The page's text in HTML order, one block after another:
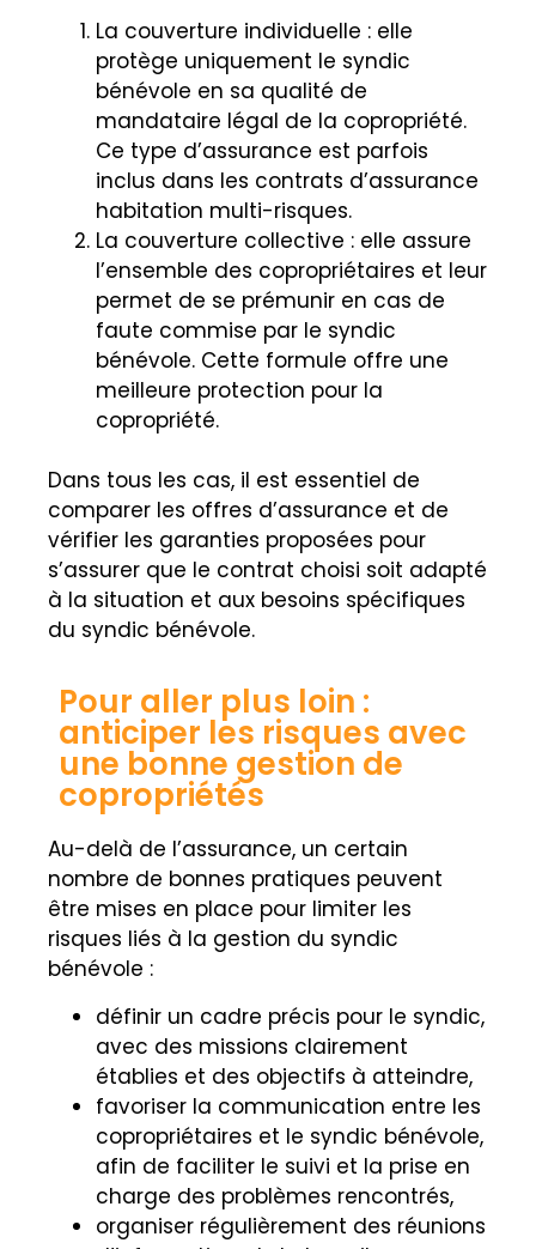
La couverture individuelle : elle
protège uniquement le syndic
bénévole en sa qualité de
mandataire légal de la copropriété.
Ce type d’assurance est parfois
inclus dans les contrats d’assurance
habitation multi-risques.
La couverture collective : elle assure
l’ensemble des copropriétaires et leur
permet de se prémunir en cas de
faute commise par le syndic
bénévole. Cette formule offre une
meilleure protection pour la
copropriété.
Dans tous les cas, il est essentiel de
comparer les offres d’assurance et de
vérifier les garanties proposées pour
s’assurer que le contrat choisi soit adapté
à la situation et aux besoins spécifiques
du syndic bénévole.
Pour aller plus loin :
anticiper les risques avec
une bonne gestion de
copropriétés
Au-delà de l’assurance, un certain
nombre de bonnes pratiques peuvent
être mises en place pour limiter les
risques liés à la gestion du syndic
bénévole :
définir un cadre précis pour le syndic,
avec des missions clairement
établies et des objectifs à atteindre,
favoriser la communication entre les
copropriétaires et le syndic bénévole,
afin de faciliter le suivi et la prise en
charge des problèmes rencontrés,
organiser régulièrement des réunions